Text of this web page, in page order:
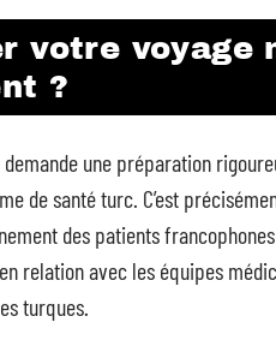
votre voyage
?
demande une préparation
de santé turc. C’est
des patients
relation avec les équipes
turques.